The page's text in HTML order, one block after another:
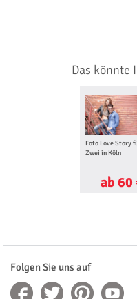
Das könnte
Foto Love Story
Zwei in Köln
ab 60
Folgen Sie uns auf